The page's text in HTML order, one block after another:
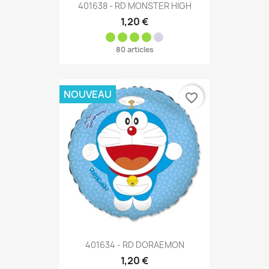
401638 - RD MONSTER HIGH
1,20 €
80 articles
401634 - RD DORAEMON
1,20 €
NOUVEAU favorite_border